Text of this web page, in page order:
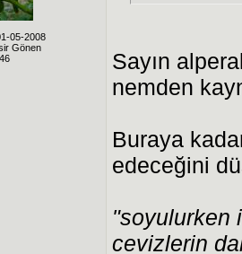
05-2008
Gönen
Sayın
nemden
Buraya
edeceğini
"soyulurken
cevizlerin